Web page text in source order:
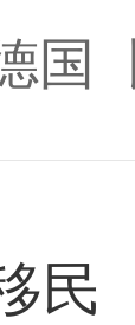
国
民